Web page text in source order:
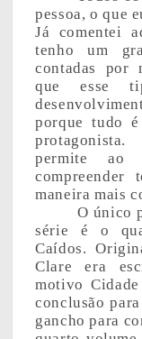
pessoa, o que
Já comentei
tenho um
contadas por
que esse
porque tudo
permite ao
compreender
maneira mais
O único
série é o
Caídos.
Clare era
motivo
conclusão
gancho para